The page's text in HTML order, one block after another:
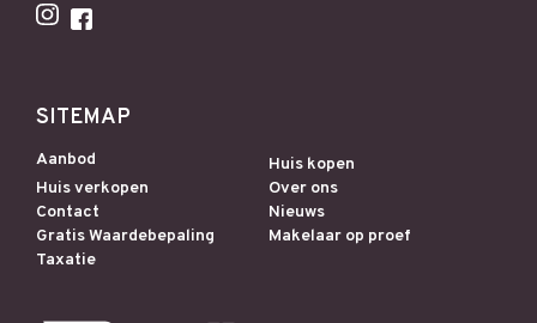
SITEMAP
Aanbod
Huis kopen
Huis verkopen
Over ons
Contact
Nieuws
Gratis Waardebepaling
Makelaar op proef
Taxatie